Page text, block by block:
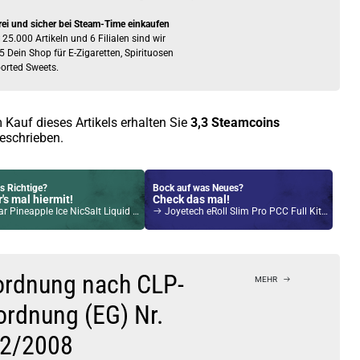
und sicher bei Steam-Time einkaufen
25.000 Artikeln und 6 Filialen sind wir
Dein Shop für E-Zigaretten, Spirituosen
Sweets.
Kauf dieses Artikels erhalten Sie 3,3 Steamcoins
Richtige?
mal hiermit!
Ice NicSalt Liquid 10ml / 20mg
Bock auf was Neues?
Check das mal!
Joyetech eRoll Slim Pro PCC Full Kit Grün
nach CLP-
(EG) Nr.
2008
MEHR